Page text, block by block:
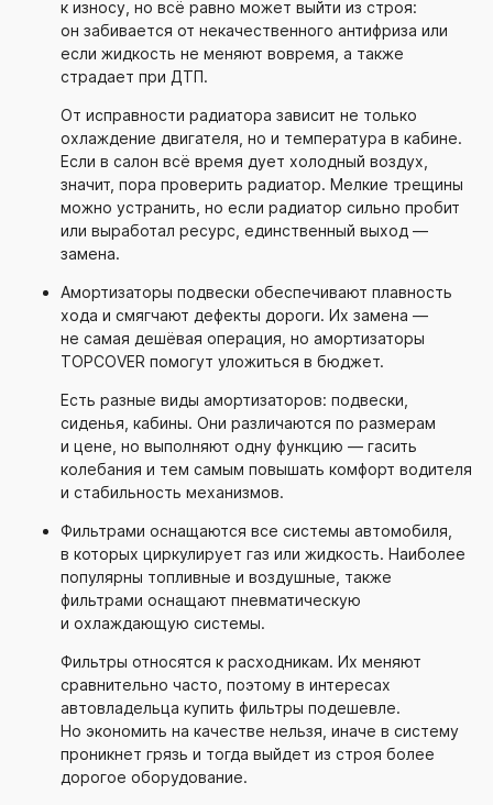
к износу, но всё равно может выйти из строя:
он забивается от некачественного антифриза или
если жидкость не меняют вовремя, а также
страдает при ДТП.
От исправности радиатора зависит не только
охлаждение двигателя, но и температура в кабине.
Если в салон всё время дует холодный воздух,
значит, пора проверить радиатор. Мелкие трещины
можно устранить, но если радиатор сильно пробит
или выработал ресурс, единственный выход —
замена.
Амортизаторы подвески обеспечивают плавность
хода и смягчают дефекты дороги. Их замена —
не самая дешёвая операция, но амортизаторы
TOPCOVER помогут уложиться в бюджет.
Есть разные виды амортизаторов: подвески,
сиденья, кабины. Они различаются по размерам
и цене, но выполняют одну функцию — гасить
колебания и тем самым повышать комфорт водителя
и стабильность механизмов.
Фильтрами оснащаются все системы автомобиля,
в которых циркулирует газ или жидкость. Наиболее
популярны топливные и воздушные, также
фильтрами оснащают пневматическую
и охлаждающую системы.
Фильтры относятся к расходникам. Их меняют
сравнительно часто, поэтому в интересах
автовладельца купить фильтры подешевле.
Но экономить на качестве нельзя, иначе в систему
проникнет грязь и тогда выйдет из строя более
дорогое оборудование.